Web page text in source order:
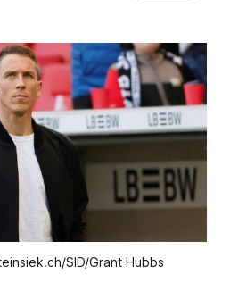
SID/Grant Hubbs